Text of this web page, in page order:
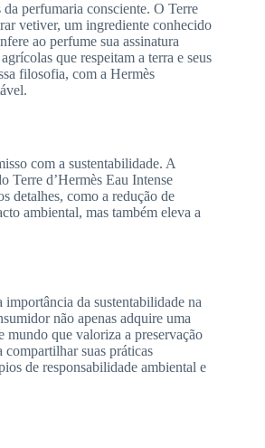
perfumaria consciente. O Terre
vetiver, um ingrediente conhecido
ao perfume sua assinatura
que respeitam a terra e seus
filosofia, com a Hermès
com a sustentabilidade. A
Terre d’Hermès Eau Intense
detalhes, como a redução de
ambiental, mas também eleva a
importância da sustentabilidade na
não apenas adquire uma
mundo que valoriza a preservação
compartilhar suas práticas
de responsabilidade ambiental e